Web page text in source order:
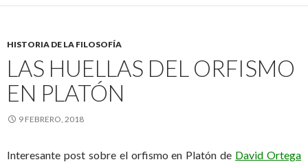
HISTORIA DE LA FILOSOFÍA
LAS HUELLAS DEL ORFISMO
EN PLATÓN
9 FEBRERO, 2018
Interesante post sobre el orfismo en Platón de David Ortega